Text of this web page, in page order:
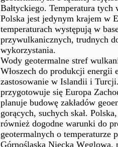
Bałtyckiego. Temperatura
Polska jest jedynym krajem w
temperaturach występują w
przywulkanicznych, trudnych
wykorzystania.
Wody geotermalne stref
Włoszech do produkcji
zastosowanie w Islandii i
przygotowuje się Europa
planuje budowę zakładów
gorących, suchych skał.
również dogodne warunki do
geotermalnych o temperaturze
Górnośląską Niecką